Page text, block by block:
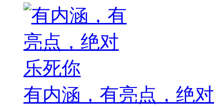
有内涵，有亮点，绝对